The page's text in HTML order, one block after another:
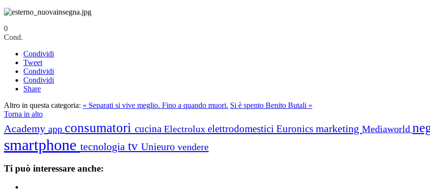
0
Cond.
Condividi
Tweet
Condividi
Condividi
Share
Altro in questa categoria: « Separati si vive meglio. Fino a quando muori. Si è spento Benito Butali »
Torna in alto
Academy app consumatori cucina Electrolux elettrodomestici Euronics marketing Mediaworld
smartphone tecnologia tv Unieuro vendere
Ti può interessare anche: